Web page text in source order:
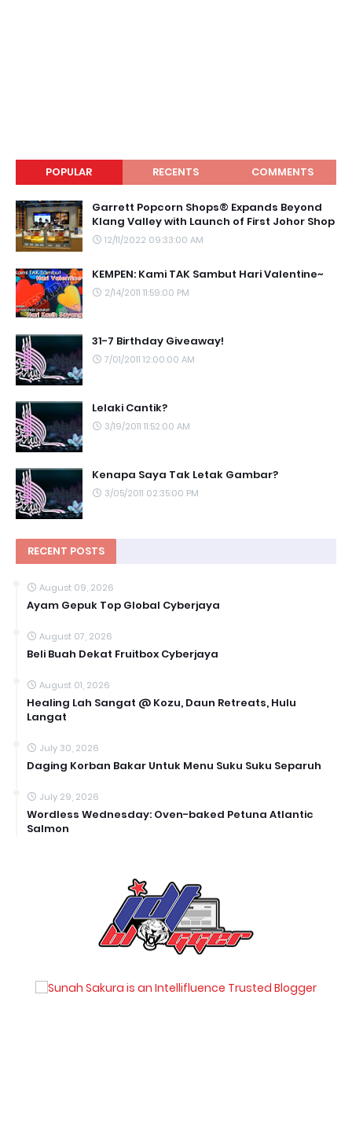
POPULAR RECENTS COMMENTS
Garrett Popcorn Shops® Expands Beyond
Klang Valley with Launch of First Johor Shop
12/11/2022 09:33:00 AM
KEMPEN: Kami TAK Sambut Hari Valentine~
2/14/2011 11:59:00 PM
31-7 Birthday Giveaway!
7/01/2011 12:00:00 AM
Lelaki Cantik?
3/19/2011 11:52:00 AM
Kenapa Saya Tak Letak Gambar?
3/05/2011 02:35:00 PM
RECENT POSTS
August 09, 2026
Ayam Gepuk Top Global Cyberjaya
August 07, 2026
Beli Buah Dekat Fruitbox Cyberjaya
August 01, 2026
Healing Lah Sangat @ Kozu, Daun Retreats, Hulu
Langat
July 30, 2026
Daging Korban Bakar Untuk Menu Suku Suku Separuh
July 29, 2026
Wordless Wednesday: Oven-baked Petuna Atlantic
Salmon